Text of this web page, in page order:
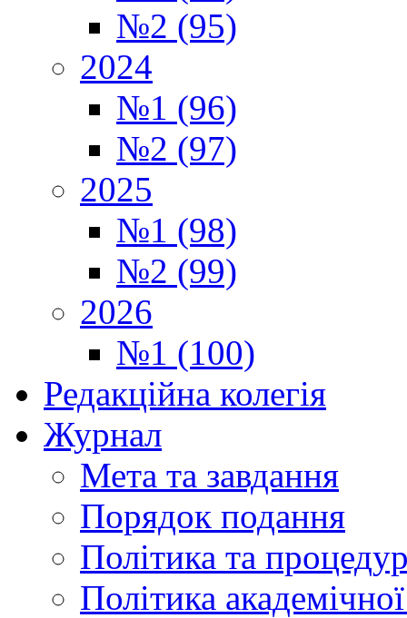
№2 (95)
2024
№1 (96)
№2 (97)
2025
№1 (98)
№2 (99)
2026
№1 (100)
Редакційна колегія
Журнал
Мета та завдання
Порядок подання
Політика та
Політика